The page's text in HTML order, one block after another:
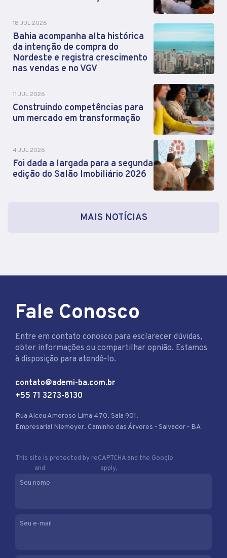
18 JUL 2026
Bahia acompanha alta histórica
da intenção de compra do
Nordeste e registra crescimento
nas vendas e no VGV
11 JUL 2026
Construindo competências para
um mercado em transformação
4 JUL 2026
Foi dada a largada para a segunda
edição do Salão Imobiliário 2026
MAIS NOTÍCIAS
Fale Conosco
Entre em contato conosco para esclarecer dúvidas,
obter informações ou compartilhar opnião. Estamos
à disposição para atendê-lo.
contato@ademi-ba.com.br
+55 71 3273-8130
Rua Alceu Amoroso Lima 470. Sala 901.
Empresarial Niemeyer. Caminho das Árvores - Salvador - BA
This site is protected by reCAPTCHA and the Google
and
apply.
Seu nome
Seu e-mail